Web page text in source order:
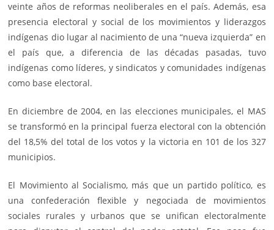
veinte años de reformas neoliberales en el país. Además, esa
presencia electoral y social de los movimientos y liderazgos
indígenas dio lugar al nacimiento de una “nueva izquierda” en
el país que, a diferencia de las décadas pasadas, tuvo
indígenas como líderes, y sindicatos y comunidades indígenas
como base electoral.
En diciembre de 2004, en las elecciones municipales, el MAS
se transformó en la principal fuerza electoral con la obtención
del 18,5% del total de los votos y la victoria en 101 de los 327
municipios.
El Movimiento al Socialismo, más que un partido político, es
una confederación flexible y negociada de movimientos
sociales rurales y urbanos que se unifican electoralmente